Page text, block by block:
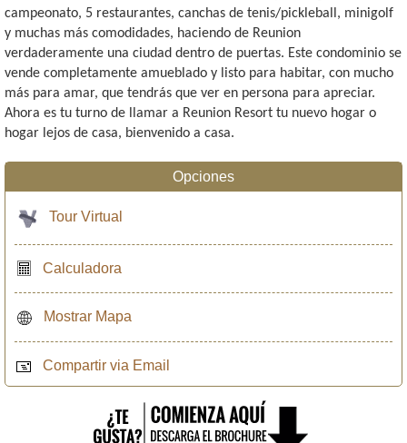
campeonato, 5 restaurantes, canchas de tenis/pickleball, minigolf
y muchas más comodidades, haciendo de Reunion
verdaderamente una ciudad dentro de puertas. Este condominio se
vende completamente amueblado y listo para habitar, con mucho
más para amar, que tendrás que ver en persona para apreciar.
Ahora es tu turno de llamar a Reunion Resort tu nuevo hogar o
hogar lejos de casa, bienvenido a casa.
Opciones
Tour Virtual
Calculadora
Mostrar Mapa
Compartir via Email